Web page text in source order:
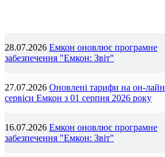
28.07.2026 Емкон оновлює програмне
забезпечення "Емкон: Звіт"
27.07.2026 Оновлені тарифи на он-лайн
сервіси Емкон з 01 серпня 2026 року
16.07.2026 Емкон оновлює програмне
забезпечення "Емкон: Звіт"